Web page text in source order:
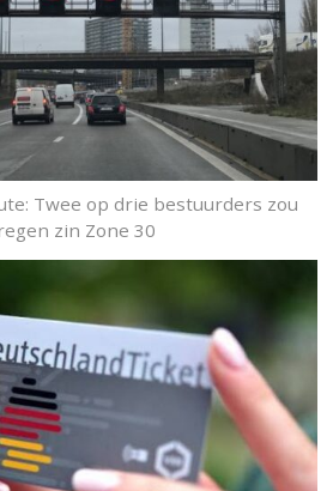
Twee op drie bestuurders zou
zin Zone 30